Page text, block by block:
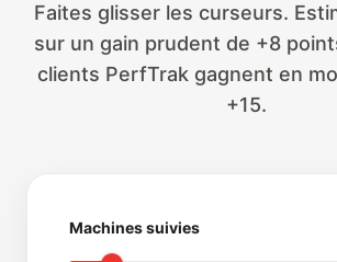
Faites glisser les curseurs.
sur un gain prudent de +8
clients PerfTrak gagnent en
+15.
Machines suivies